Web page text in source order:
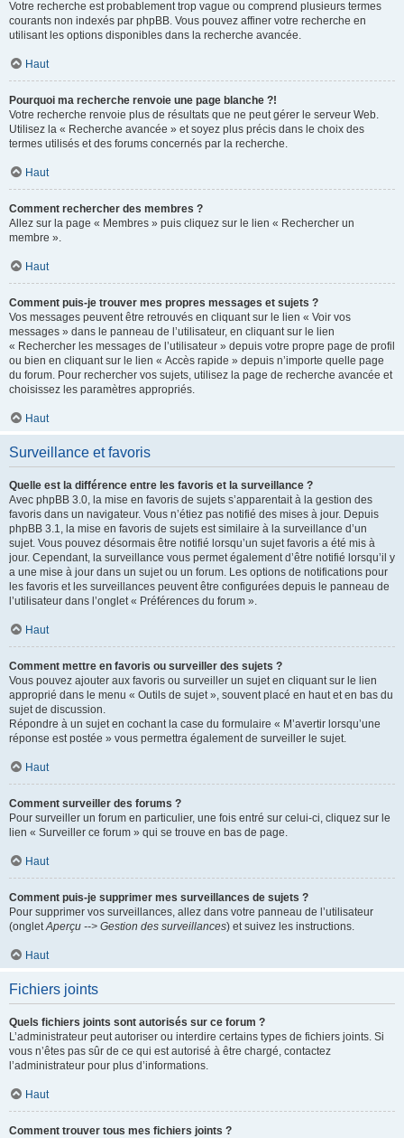
Votre recherche est probablement trop vague ou comprend plusieurs termes
courants non indexés par phpBB. Vous pouvez affiner votre recherche en
utilisant les options disponibles dans la recherche avancée.
Haut
Pourquoi ma recherche renvoie une page blanche ?!
Votre recherche renvoie plus de résultats que ne peut gérer le serveur Web.
Utilisez la « Recherche avancée » et soyez plus précis dans le choix des
termes utilisés et des forums concernés par la recherche.
Haut
Comment rechercher des membres ?
Allez sur la page « Membres » puis cliquez sur le lien « Rechercher un
membre ».
Haut
Comment puis-je trouver mes propres messages et sujets ?
Vos messages peuvent être retrouvés en cliquant sur le lien « Voir vos
messages » dans le panneau de l’utilisateur, en cliquant sur le lien
« Rechercher les messages de l’utilisateur » depuis votre propre page de profil
ou bien en cliquant sur le lien « Accès rapide » depuis n’importe quelle page
du forum. Pour rechercher vos sujets, utilisez la page de recherche avancée et
choisissez les paramètres appropriés.
Haut
Surveillance et favoris
Quelle est la différence entre les favoris et la surveillance ?
Avec phpBB 3.0, la mise en favoris de sujets s’apparentait à la gestion des
favoris dans un navigateur. Vous n’étiez pas notifié des mises à jour. Depuis
phpBB 3.1, la mise en favoris de sujets est similaire à la surveillance d’un
sujet. Vous pouvez désormais être notifié lorsqu’un sujet favoris a été mis à
jour. Cependant, la surveillance vous permet également d’être notifié lorsqu’il y
a une mise à jour dans un sujet ou un forum. Les options de notifications pour
les favoris et les surveillances peuvent être configurées depuis le panneau de
l’utilisateur dans l’onglet « Préférences du forum ».
Haut
Comment mettre en favoris ou surveiller des sujets ?
Vous pouvez ajouter aux favoris ou surveiller un sujet en cliquant sur le lien
approprié dans le menu « Outils de sujet », souvent placé en haut et en bas du
sujet de discussion.
Répondre à un sujet en cochant la case du formulaire « M’avertir lorsqu’une
réponse est postée » vous permettra également de surveiller le sujet.
Haut
Comment surveiller des forums ?
Pour surveiller un forum en particulier, une fois entré sur celui-ci, cliquez sur le
lien « Surveiller ce forum » qui se trouve en bas de page.
Haut
Comment puis-je supprimer mes surveillances de sujets ?
Pour supprimer vos surveillances, allez dans votre panneau de l’utilisateur
(ongletAperçu --> Gestion des surveillances) et suivez les instructions.
Haut
Fichiers joints
Quels fichiers joints sont autorisés sur ce forum ?
L’administrateur peut autoriser ou interdire certains types de fichiers joints. Si
vous n’êtes pas sûr de ce qui est autorisé à être chargé, contactez
l’administrateur pour plus d’informations.
Haut
Comment trouver tous mes fichiers joints ?